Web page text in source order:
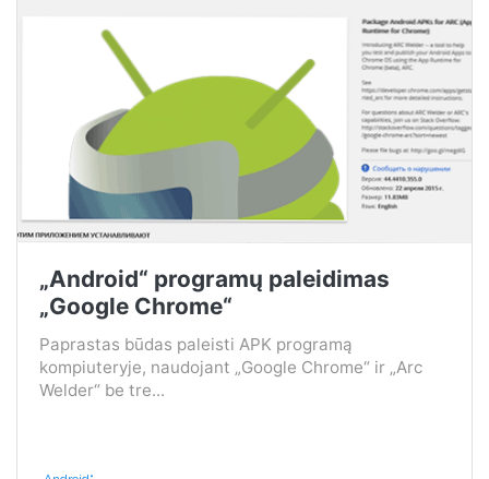
„Android“ programų paleidimas
„Google Chrome“
Paprastas būdas paleisti APK programą
kompiuteryje, naudojant „Google Chrome“ ir „Arc
Welder“ be tre...